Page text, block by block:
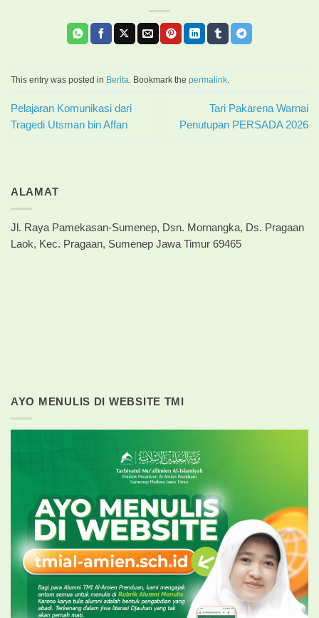
This entry was posted in Berita . Bookmark the permalink
Pelajaran Komunikasi dari
Tragedi Utsman bin Affan
Tari Pakarena Warnai
Penutupan PERSADA 2026
ALAMAT
Jl. Raya Pamekasan-Sumenep, Dsn. Mornangka, Ds. Pragaan
Laok, Kec. Pragaan, Sumenep Jawa Timur 69465
AYO MENULIS DI WEBSITE TMI